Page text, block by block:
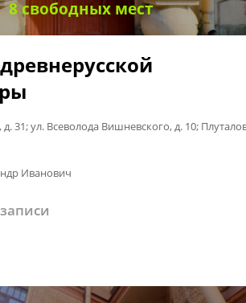
8 свободных мест
31; ул. Всеволода Вишневского, д. 10;
Иванович